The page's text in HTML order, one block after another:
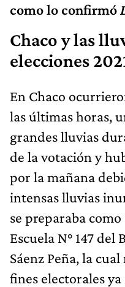
como lo confirmó
Chaco y las
elecciones
En Chaco
las últimas horas,
grandes lluvias
de la votación y
por la mañana
intensas lluvias
se preparaba
Escuela N° 147
Sáenz Peña, la
fines electorales ya